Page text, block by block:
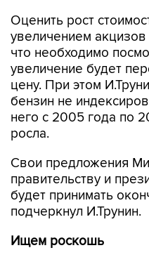
Оценить рост
увеличением акцизов
что необходимо
увеличение будет
цену. При этом
бензин не
него с 2005 года по
росла.
Свои предложения
правительству и
будет принимать
подчеркнул И.Трунин.
Ищем роскошь